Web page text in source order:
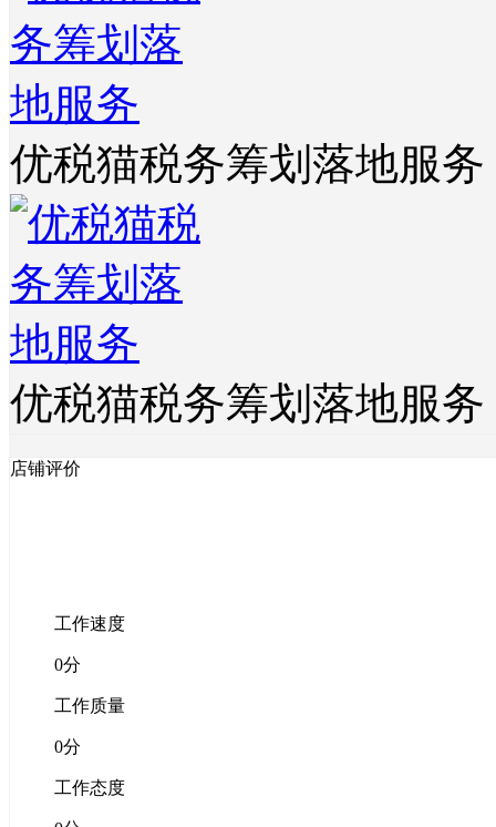
优税猫税务筹划落地服务
优税猫税务筹划落地服务
店铺评价
工作速度
0分
工作质量
0分
工作态度